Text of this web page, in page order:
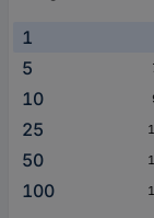
1
5
10
25
50
100